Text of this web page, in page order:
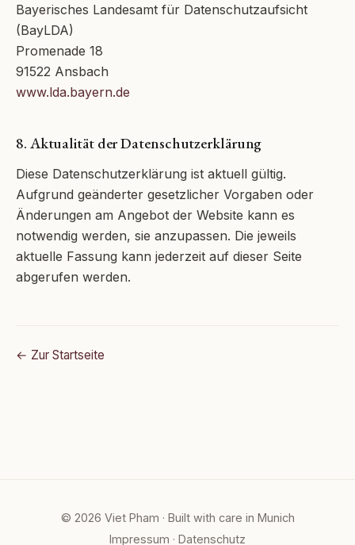
Bayerisches Landesamt für Datenschutzaufsicht
(BayLDA)
Promenade 18
91522 Ansbach
www.lda.bayern.de
8. Aktualität der Datenschutzerklärung
Diese Datenschutzerklärung ist aktuell gültig.
Aufgrund geänderter gesetzlicher Vorgaben oder
Änderungen am Angebot der Website kann es
notwendig werden, sie anzupassen. Die jeweils
aktuelle Fassung kann jederzeit auf dieser Seite
abgerufen werden.
← Zur Startseite
© 2026 Viet Pham · Built with care in Munich
Impressum · Datenschutz